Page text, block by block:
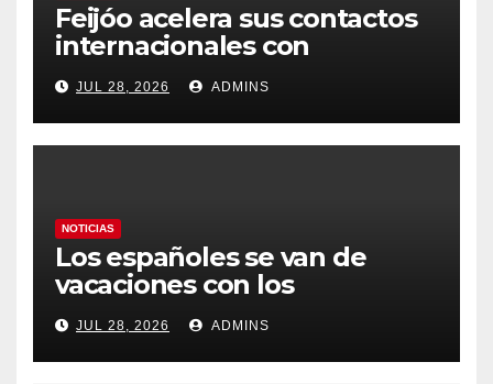
Feijóo acelera sus contactos
internacionales con
Latinoamérica como socio
prioritario en su agenda de
gobierno
JUL 28, 2026 ADMINS
NOTICIAS
Los españoles se van de
vacaciones con los
carburantes hasta un 21%
más caros que el año pasado
y los hoteles disparados
JUL 28, 2026 ADMINS